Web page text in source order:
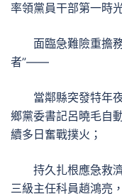
率領黨員干部第一時
面臨急難險重擔
者”——
當鄰縣突發特年
鄉黨委書記呂曉毛自
續多日奮戰撲火；
持久扎根應急救
三級主任科員趙鴻亮